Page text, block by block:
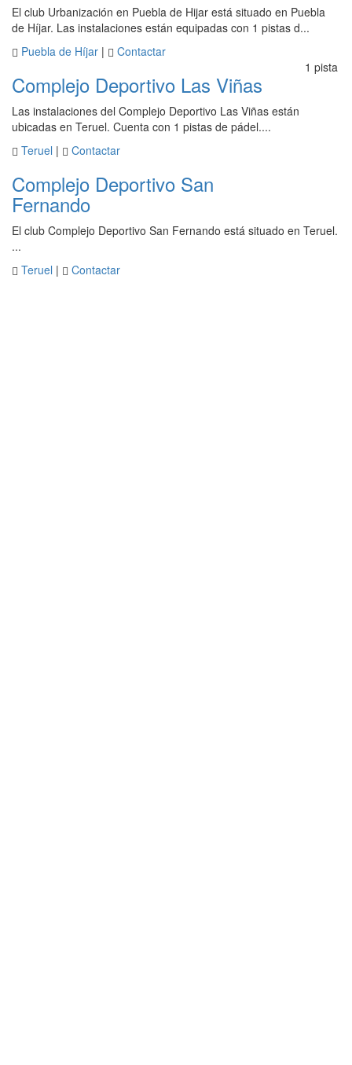
El club Urbanización en Puebla de Hijar está situado en Puebla
de Híjar. Las instalaciones están equipadas con 1 pistas d...
Puebla de Híjar | Contactar
Complejo Deportivo Las Viñas
1 pista
Las instalaciones del Complejo Deportivo Las Viñas están
ubicadas en Teruel. Cuenta con 1 pistas de pádel....
Teruel | Contactar
Complejo Deportivo San
Fernando
El club Complejo Deportivo San Fernando está situado en Teruel.
...
Teruel | Contactar